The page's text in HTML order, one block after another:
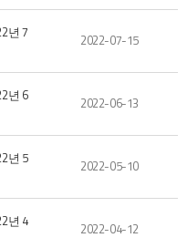
년 7
2022-07-15
년 6
2022-06-13
년 5
2022-05-10
년 4
2022-04-12